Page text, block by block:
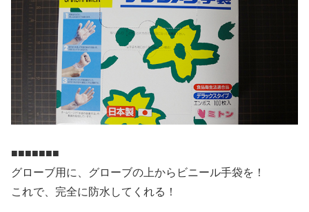
■■■■■■■
グローブ用に、グローブの上からビニール手袋を！
これで、完全に防水してくれる！